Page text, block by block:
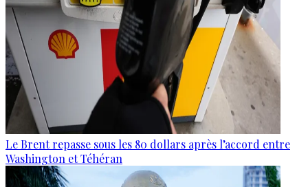
Le Brent repasse sous les 80 dollars après l’accord entre
Washington et Téhéran